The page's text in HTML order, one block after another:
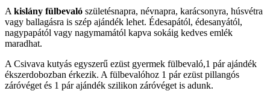
A kislány fülbevaló születésnapra, névnapra, karácsonyra, húsvétra
vagy ballagásra is szép ajándék lehet. Édesapától, édesanyától,
nagypapától vagy nagymamától kapva sokáig kedves emlék
maradhat.
A Csivava kutyás egyszerű ezüst gyermek fülbevaló,1 pár ajándék
ékszerdobozban érkezik. A fülbevalóhoz 1 pár ezüst pillangós
záróvéget és 1 pár ajándék szilikon záróvéget is adunk.